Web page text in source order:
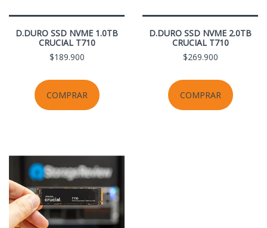
D.DURO SSD NVME 1.0TB
CRUCIAL T710
$189.900
COMPRAR
D.DURO SSD NVME 2.0TB
CRUCIAL T710
$269.900
COMPRAR